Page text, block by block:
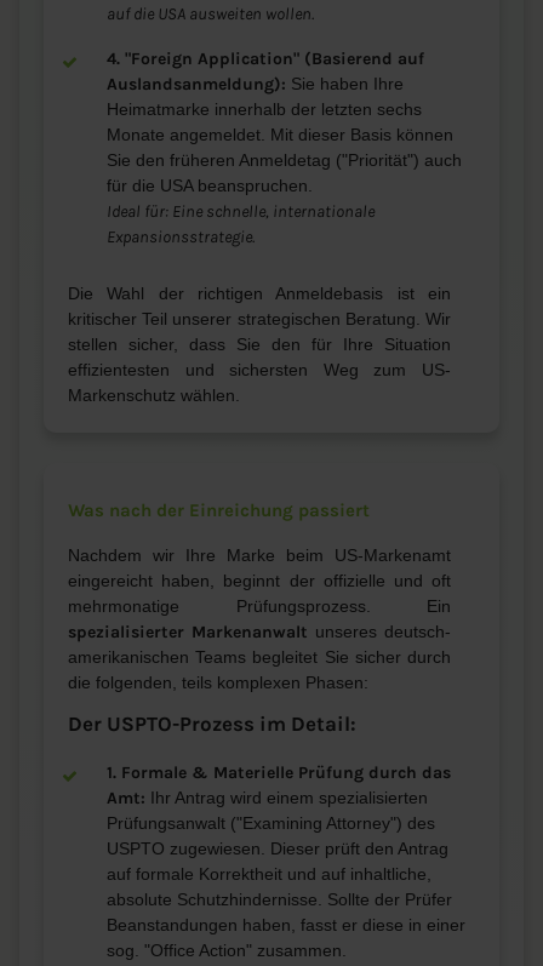
auf die USA ausweiten wollen.
4. "Foreign Application" (Basierend auf
Auslandsanmeldung): Sie haben Ihre
Heimatmarke innerhalb der letzten sechs
Monate angemeldet. Mit dieser Basis können
Sie den früheren Anmeldetag ("Priorität") auch
für die USA beanspruchen.
Ideal für: Eine schnelle, internationale
Expansionsstrategie.
Die Wahl der richtigen Anmeldebasis ist ein
kritischer Teil unserer strategischen Beratung. Wir
stellen sicher, dass Sie den für Ihre Situation
effizientesten und sichersten Weg zum US-
Markenschutz wählen.
Was nach der Einreichung passiert
Nachdem wir Ihre Marke beim US-Markenamt
eingereicht haben, beginnt der offizielle und oft
mehrmonatige Prüfungsprozess. Ein
spezialisierter Markenanwalt unseres deutsch-
amerikanischen Teams begleitet Sie sicher durch
die folgenden, teils komplexen Phasen:
Der USPTO-Prozess im Detail:
1. Formale & Materielle Prüfung durch das
Amt: Ihr Antrag wird einem spezialisierten
Prüfungsanwalt ("Examining Attorney") des
USPTO zugewiesen. Dieser prüft den Antrag
auf formale Korrektheit und auf inhaltliche,
absolute Schutzhindernisse. Sollte der Prüfer
Beanstandungen haben, fasst er diese in einer
sog. "Office Action" zusammen.